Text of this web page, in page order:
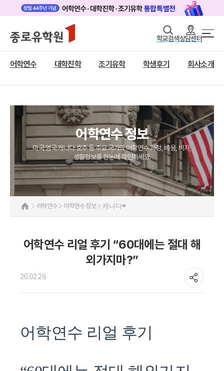
학교검색상담센터
어학연수 대학진학 조기유학 학생후기 회사소개
로그인 회원가입
어학연수
프로그램
학생후기
고객서비스
유학가이드
종로유학원
어학연수 메인
미국
캐나다
영국
호주
뉴질랜드
아일랜드
몰타
필리핀
일본
어학연수 정보
미국·영국·캐나다·호주 등 주요 국가의 어학연수 과정, 비용, 비자,
생활정보를 한눈에 확인하세요.
어학연수 어학연수 정보 캐나다
어학연수 리얼 후기 “60대에는 절대 해
외가지마?”
26.02.26
어학연수 리얼 후기